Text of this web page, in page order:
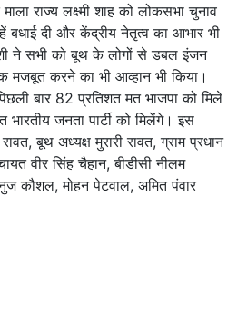
राज्य लक्ष्मी शाह को लोकसभा चुनाव
बधाई दी और केंद्रीय नेतृत्व का आभार भी
ने सभी को बूथ के लोगों से डबल इंजन
करने का भी आव्हान भी किया।
बार 82 प्रतिशत मत भाजपा को मिले
जनता पार्टी को मिलेंगे। इस
बूथ अध्यक्ष मुरारी रावत, ग्राम प्रधान
वीर सिंह चैहान, बीडीसी नीलम
कौशल, मोहन पेटवाल, अमित पंवार